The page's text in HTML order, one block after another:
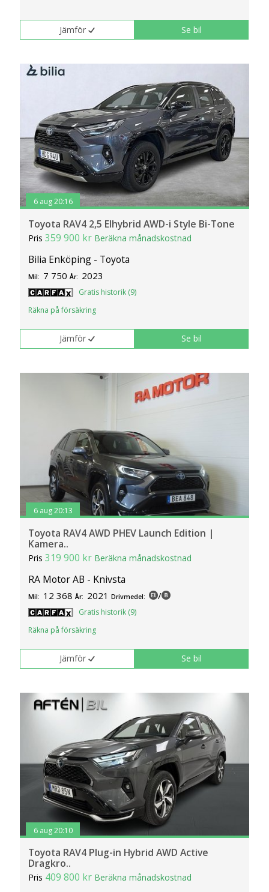
Jämför Se bil
6 aug 20:16
Toyota RAV4 2,5 Elhybrid AWD-i Style Bi-Tone
Pris359 900 kr Beräkna månadskostnad
Bilia Enköping - Toyota
Mil: 7 750 År: 2023
Gratis historik (9)
Räkna på försäkring
Jämför Se bil
6 aug 20:13
Toyota RAV4 AWD PHEV Launch Edition |
Kamera..
Pris319 900 kr Beräkna månadskostnad
RA Motor AB - Knivsta
Mil: 12 368 År: 2021 Drivmedel: /
Gratis historik (9)
Räkna på försäkring
Jämför Se bil
6 aug 20:10
Toyota RAV4 Plug-in Hybrid AWD Active
Dragkro..
Pris 409 800 kr Beräkna månadskostnad